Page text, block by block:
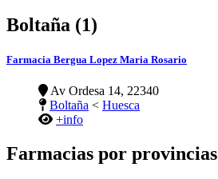
Boltaña (1)
Farmacia Bergua Lopez Maria Rosario
Av Ordesa 14, 22340
Boltaña < Huesca
+info
Farmacias por provincias